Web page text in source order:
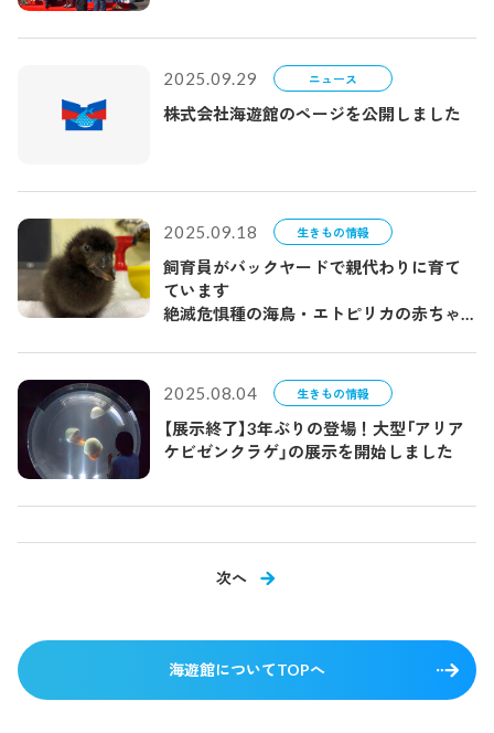
2025.09.29 ニュース
株式会社海遊館のページを公開しました
2025.09.18 生きもの情報
飼育員がバックヤードで親代わりに育て
ています
絶滅危惧種の海鳥・エトピリカの赤ちゃ
～飼育員目線でご覧いただける特別体験
イベントも開催～
2025.08.04 生きもの情報
【展示終了】3年ぶりの登場！大型「アリア
ケビゼンクラゲ」の展示を開始しました
次へ
海遊館についてTOPへ